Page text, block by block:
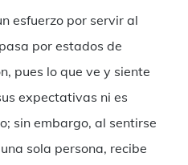
esfuerzo por servir al
por estados de
pues lo que ve y siente
expectativas ni es
sin embargo, al sentirse
sola persona, recibe